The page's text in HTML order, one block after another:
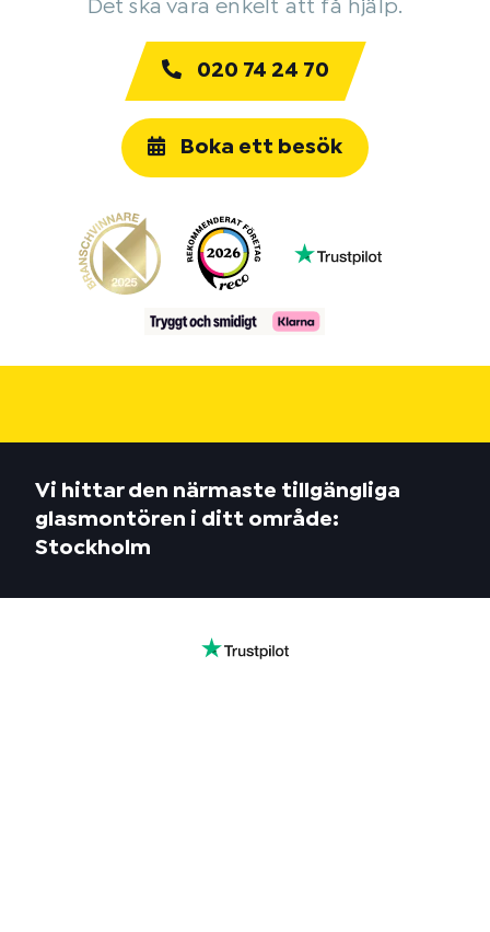
Det ska vara enkelt att få hjälp.
020 74 24 70
Boka ett besök
Vi hittar den närmaste tillgängliga
glasmontören i ditt område:
Stockholm